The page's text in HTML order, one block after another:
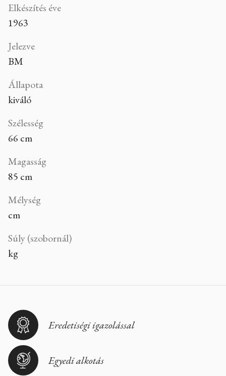
Elkészítés éve
1963
Jelezve
BM
Állapota
kiváló
Szélesség
66 cm
Magasság
85 cm
Mélység
cm
Súly (szobornál)
kg
Eredetiségi igazolással
Egyedi alkotás